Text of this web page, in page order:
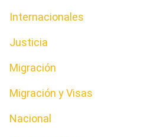
Internacionales
Justicia
Migración
Migración y Visas
Nacional